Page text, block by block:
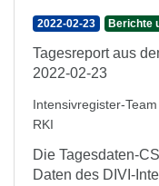
2022-02-23 Berichte
Tagesreport aus
2022-02-23
Intensivregister-
RKI
Die Tagesdaten-
Daten des DIVI-